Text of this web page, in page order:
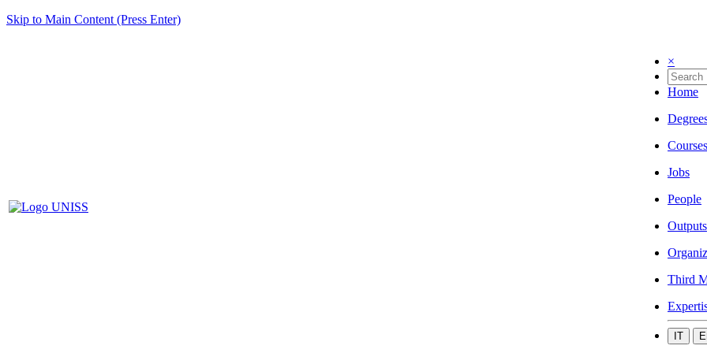
Skip to Main Content (Press Enter)
×
Home
Courses
Jobs
People
Outputs
Third
IT